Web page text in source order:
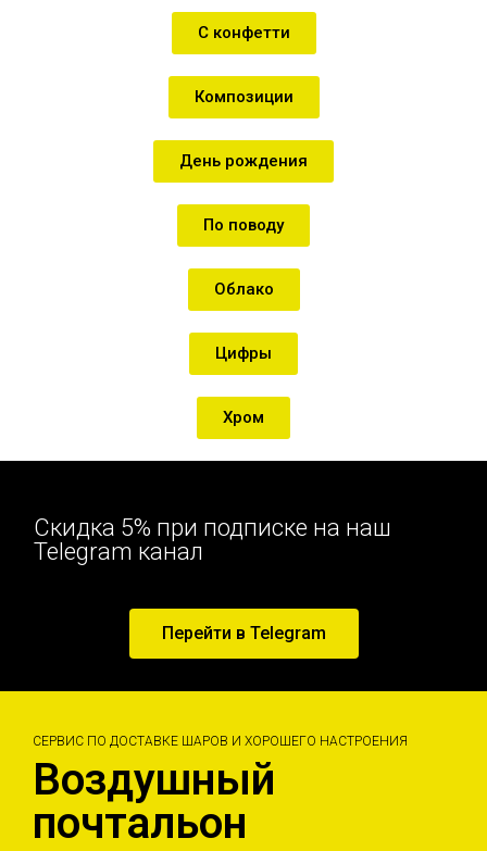
С конфетти
Композиции
День рождения
По поводу
Облако
Цифры
Хром
Скидка 5% при подписке на наш
Telegram канал
Перейти в Telegram
СЕРВИС ПО ДОСТАВКЕ ШАРОВ И ХОРОШЕГО НАСТРОЕНИЯ
Воздушный
почтальон